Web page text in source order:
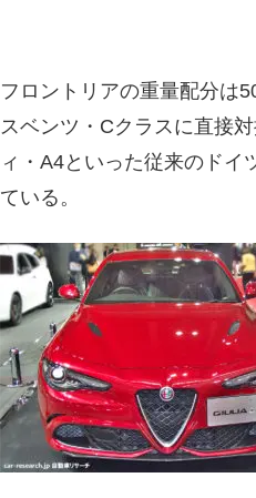
フロントリアの重量配分は
スベンツ・Cクラスに直接
ィ・A4といった従来のドイ
ている。